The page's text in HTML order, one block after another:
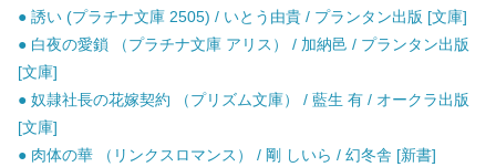
● 誘い (プラチナ文庫 2505) / いとう由貴 / プランタン出版 [文庫]
● 白夜の愛鎖 （プラチナ文庫 アリス） / 加納邑 / プランタン出版
[文庫]
● 奴隷社長の花嫁契約 （プリズム文庫） / 藍生 有 / オークラ出版
[文庫]
● 肉体の華 （リンクスロマンス） / 剛 しいら / 幻冬舎 [新書]